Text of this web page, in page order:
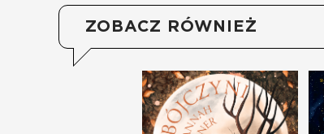
ZOBACZ RÓWNIEŻ